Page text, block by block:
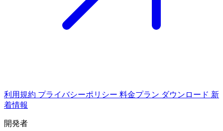
利用規約 プライバシーポリシー 料金プラン ダウンロード 新
着情報
開発者